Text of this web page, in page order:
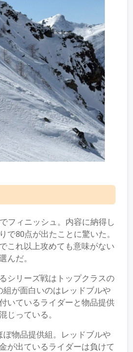
フィニッシュ。内容に納得し
で80点が出たことに驚いた。
これ以上攻めても意味がない
んだ。
シリーズ戦はトップクラスの
組が面白いのはレッドブルや
いているライダーと物品提供
じっている。
ぼ物品提供組。レッドブルや
が出ているライダーは負けて